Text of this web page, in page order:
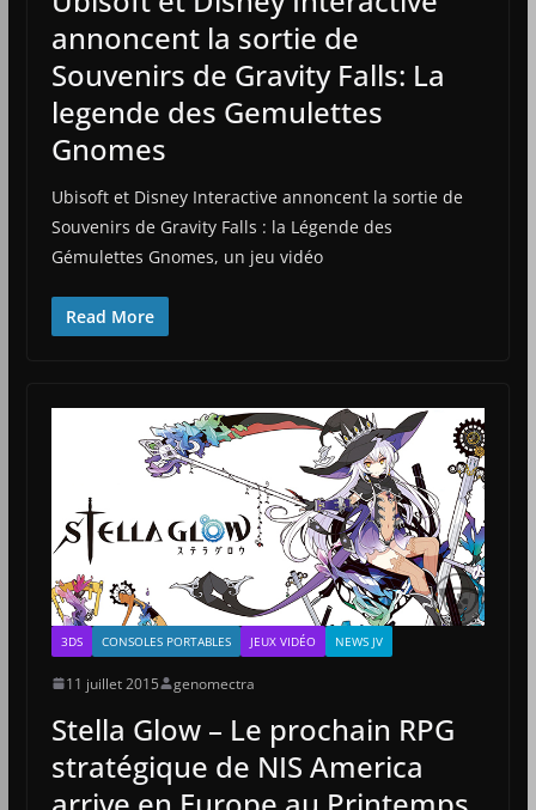
annoncent la sortie de
Souvenirs de Gravity Falls: La
legende des Gemulettes
Gnomes
Ubisoft et Disney Interactive annoncent la sortie de
Souvenirs de Gravity Falls : la Légende des
Gémulettes Gnomes, un jeu vidéo
Read More
3DS CONSOLES PORTABLES JEUX VIDÉO NEWS JV
11 juillet 2015 genomectra
Stella Glow – Le prochain RPG
stratégique de NIS America